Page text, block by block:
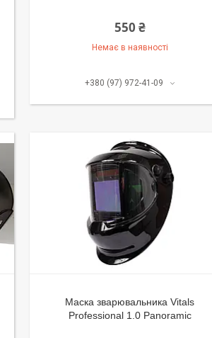
550 ₴
Немає в наявності
+380 (97) 972-41-09
Маска зварювальника Vitals
Professional 1.0 Panoramic